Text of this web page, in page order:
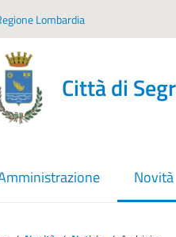
Lombardia
Città di
Novità
menu